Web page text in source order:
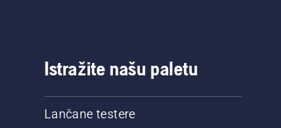
Istražite našu paletu
Lančane testere